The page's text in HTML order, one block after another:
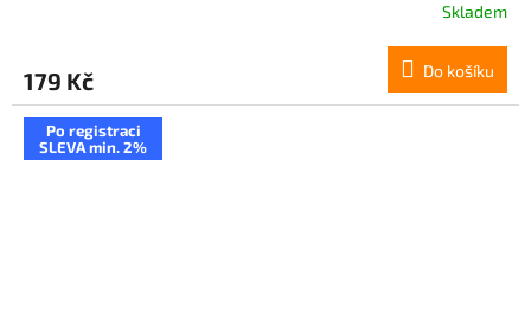
Skladem
179 Kč Do košíku
Po registraci
SLEVA min. 2%